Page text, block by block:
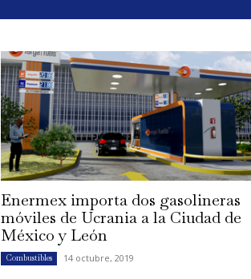
Enermex importa dos gasolineras
móviles de Ucrania a la Ciudad de
México y León
Combustibles 14 octubre, 2019